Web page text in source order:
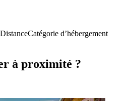
DistanceCatégorie d’hébergement
à proximité ?